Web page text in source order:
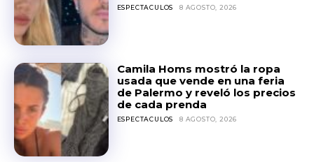
ESPECTACULOS 8 AGOSTO, 2026
Camila Homs mostró la ropa
usada que vende en una feria
de Palermo y reveló los precios
de cada prenda
ESPECTACULOS 8 AGOSTO, 2026